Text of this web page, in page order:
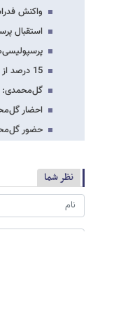
واکنش
استقبال
15 درصد از قرارداد گل محمدی کسر شد!
گل‌محمدی:
احضار
حضور
نظر شما